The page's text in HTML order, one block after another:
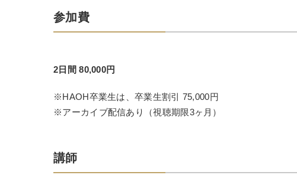
参加費
2日間 80,000円
※HAOH卒業生は、卒業生割引 75,000円
※アーカイブ配信あり（視聴期限3ヶ月）
講師